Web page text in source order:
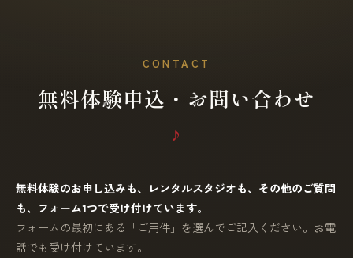
CONTACT
無料体験申込・お問い合わせ
無料体験のお申し込みも、レンタルスタジオも、その他のご質問
も、フォーム1つで受け付けています。
フォームの最初にある「ご用件」を選んでご記入ください。お電
話でも受け付けています。